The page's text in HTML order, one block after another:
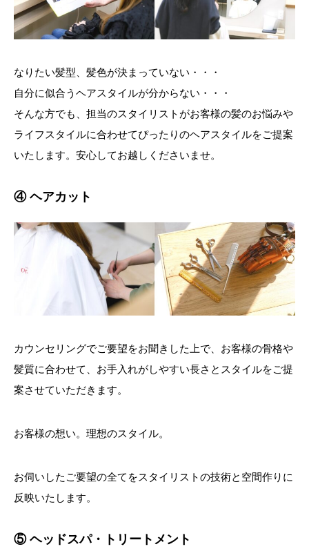
なりたい髪型、髪色が決まっていない・・・
自分に似合うヘアスタイルが分からない・・・
そんな方でも、担当のスタイリストがお客様の髪のお悩みや
ライフスタイルに合わせてぴったりのヘアスタイルをご提案
いたします。安心してお越しくださいませ。
④ ヘアカット
カウンセリングでご要望をお聞きした上で、お客様の骨格や
髪質に合わせて、お手入れがしやすい長さとスタイルをご提
案させていただきます。
お客様の想い。理想のスタイル。
お伺いしたご要望の全てをスタイリストの技術と空間作りに
反映いたします。
⑤ ヘッドスパ・トリートメント